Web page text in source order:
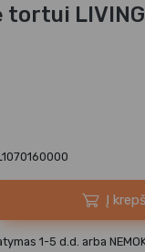
tortui LIVING
Į
1-5 d.d. arba